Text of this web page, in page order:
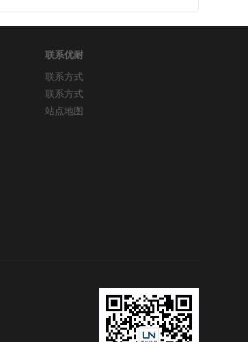
联系优耐
联系方式
联系方式
站点地图